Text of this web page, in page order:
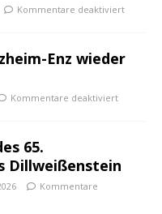
Kommentare deaktiviert
Enz wieder
Kommentare deaktiviert
65.
Dillweißenstein
Kommentare